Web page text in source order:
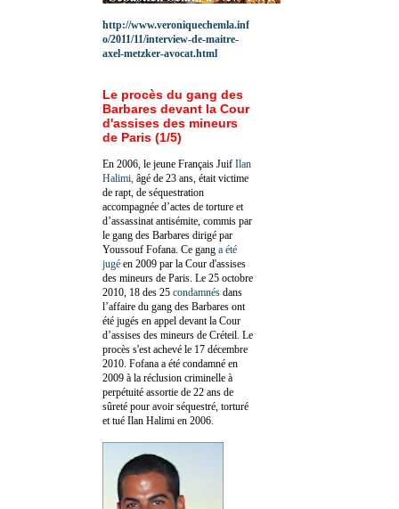
http://www.veroniquechemla.inf
o/2011/11/interview-de-maitre-
axel-metzker-avocat.html
Le procès du gang des
Barbares devant la Cour
d'assises des mineurs
de Paris (1/5)
En 2006, le jeune Français Juif Ilan
Halimi, âgé de 23 ans, était victime
de rapt, de séquestration
accompagnée d’actes de torture et
d’assassinat antisémite, commis par
le gang des Barbares dirigé par
Youssouf Fofana. Ce gang a été
jugé en 2009 par la Cour d'assises
des mineurs de Paris. Le 25 octobre
2010, 18 des 25 condamnés dans
l’affaire du gang des Barbares ont
été jugés en appel devant la Cour
d’assises des mineurs de Créteil. Le
procès s'est achevé le 17 décembre
2010. Fofana a été condamné en
2009 à la réclusion criminelle à
perpétuité assortie de 22 ans de
sûreté pour avoir séquestré, torturé
et tué Ilan Halimi en 2006.